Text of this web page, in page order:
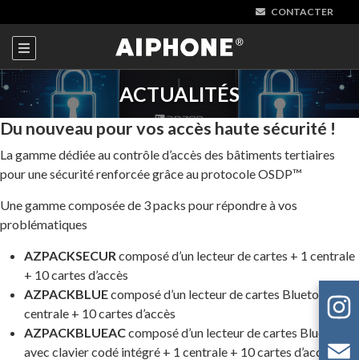
CONTACTER
ACTUALITÉS
Du nouveau pour vos accès haute sécurité !
La gamme dédiée au contrôle d’accès des bâtiments tertiaires
pour une sécurité renforcée grâce au protocole OSDP™
Une gamme composée de 3 packs pour répondre à vos
problématiques
AZPACKSECUR composé d’un lecteur de cartes + 1 centrale
+ 10 cartes d’accès
AZPACKBLUEcomposé d’un lecteur de cartes Bluetooth + 1
centrale + 10 cartes d’accès
AZPACKBLUEACcomposé d’un lecteur de cartes Bluetooth
avec clavier codé intégré + 1 centrale + 10 cartes d’accès